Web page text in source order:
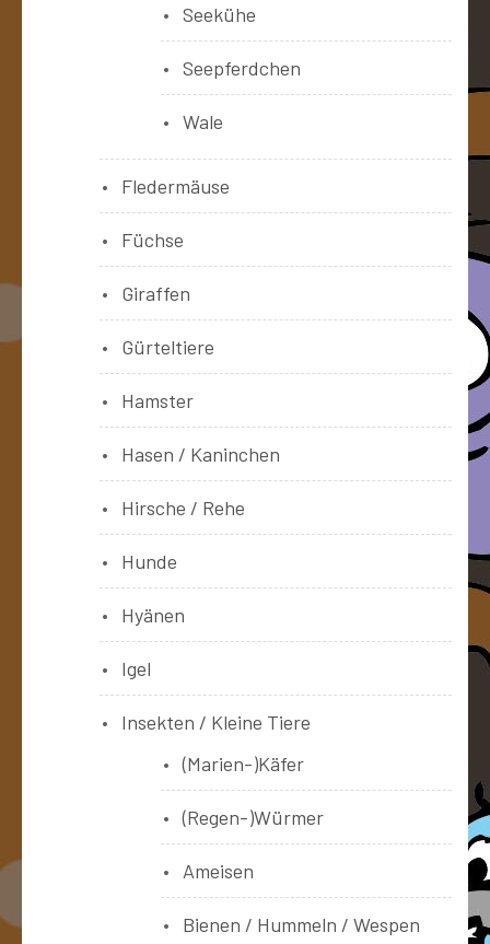
Seekühe
Seepferdchen
Wale
Fledermäuse
Füchse
Giraffen
Gürteltiere
Hamster
Hasen / Kaninchen
Hirsche / Rehe
Hunde
Hyänen
Igel
Insekten / Kleine Tiere
(Marien-)Käfer
(Regen-)Würmer
Ameisen
Bienen / Hummeln / Wespen